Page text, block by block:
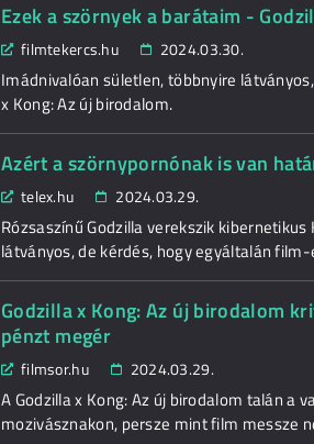
Ezek a szörnyek a barátaim -
filmtekercs.hu 2024.03.30.
Imádnivalóan sületlen, többnyire
x Kong: Az új birodalom.
Azért a szörnypornónak is van
telex.hu 2024.03.29.
Rózsaszínű Godzilla verekszik
látványos, de kérdés, hogy egyáltalán film-
Godzilla x Kong: Az új birodalom
pénzt megér
filmsor.hu 2024.03.29.
A Godzilla x Kong: Az új birodalom talán a
mozivásznakon, persze mint film messze